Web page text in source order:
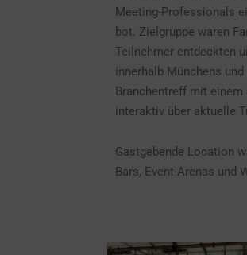
Meeting-Professionals
bot. Zielgruppe waren
Teilnehmer entdeckten
innerhalb Münchens
Branchentreff mit
interaktiv über aktuelle
Gastgebende Location
Bars, Event-Arenas und